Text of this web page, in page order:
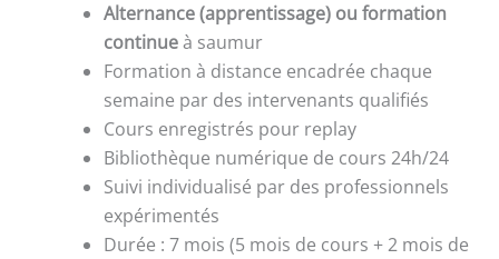
Alternance (apprentissage) ou formation
continueà saumur
Formation à distance encadrée chaque
semaine par des intervenants qualifiés
Cours enregistrés pour replay
Bibliothèque numérique de cours 24h/24
Suivi individualisé par des professionnels
expérimentés
Durée : 7 mois (5 mois de cours + 2 mois de